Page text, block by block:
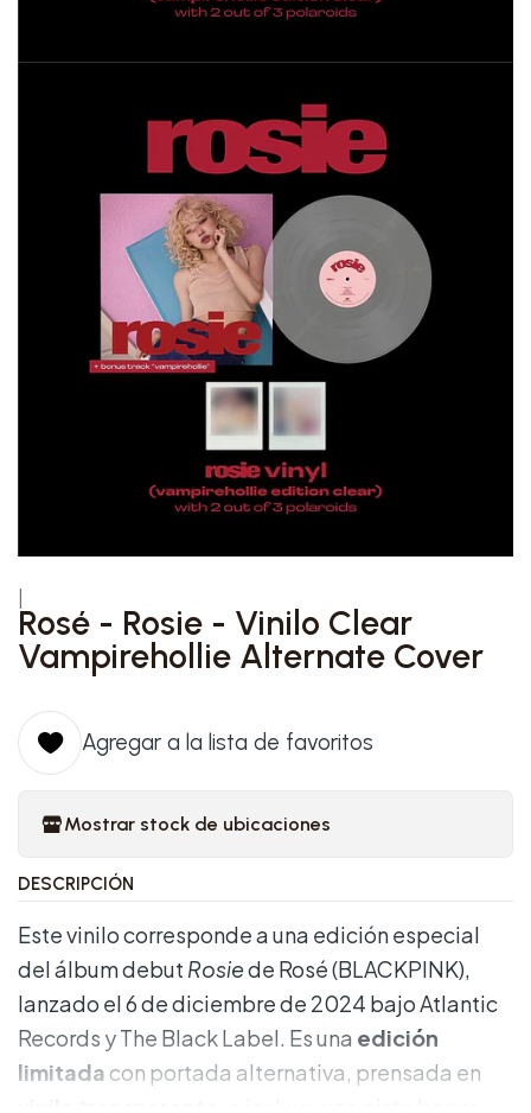
Rosé - Rosie - Vinilo Clear
Vampirehollie Alternate Cover
Agregar a la lista de favoritos
Mostrar stock de ubicaciones
DESCRIPCIÓN
Este vinilo corresponde a una edición especial
del álbum debut Rosiede Rosé (BLACKPINK),
lanzado el 6 de diciembre de 2024 bajo Atlantic
Records y The Black Label. Es una edición
limitada con portada alternativa, prensada en